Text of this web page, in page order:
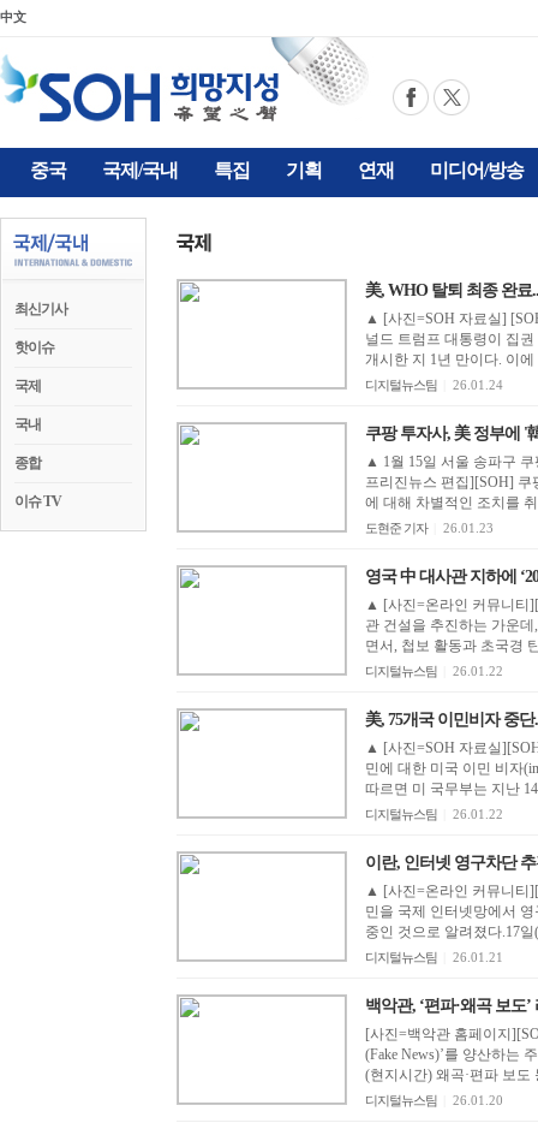
中文
중국 국제/국내 특집 기획 연재 미디어/방송
최신기사
핫이슈
국제
국내
종합
이슈 TV
美, WHO 탈퇴 최종 완료
▲ [사진=SOH 자료실]
널드 트럼프 대통령이 집
개시한 지 1년 만이다. 이
디지털뉴스팀 26.01.24
쿠팡 투자사, 美 정부에 '
▲ 1월 15일 서울 송파구
프리진뉴스 편집][SOH] 쿠
에 대해 차별적인 조치를
도현준 기자 26.01.23
영국 中 대사관 지하에
▲ [사진=온라인 커뮤니티
관 건설을 추진하는 가운
면서, 첩보 활동과 초국경
디지털뉴스팀 26.01.22
美, 75개국 이민비자 중
▲ [사진=SOH 자료실
민에 대한 미국 이민 비자
따르면 미 국무부는 지난
디지털뉴스팀 26.01.22
이란, 인터넷 영구차단
▲ [사진=온라인 커뮤니티
민을 국제 인터넷망에서
중인 것으로 알려졌다.17
디지털뉴스팀 26.01.21
백악관, ‘편파·왜곡 보도
[사진=백악관 홈페이지
(Fake News)’를 양산하는
(현지시간) 왜곡·편파 보도
디지털뉴스팀 26.01.20